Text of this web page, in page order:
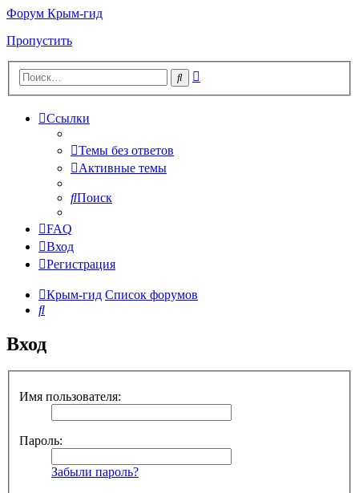
Форум Крым-гид
Пропустить
Поиск
Ссылки
Темы без ответов
Активные темы
Поиск
FAQ
Вход
Регистрация
Крым-гид Список форумов
Поиск
Вход
Имя пользователя:
Пароль:
Забыли пароль?